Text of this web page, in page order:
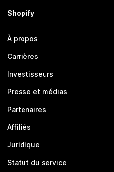
Shopify
À propos
Carrières
Investisseurs
Presse et médias
Partenaires
Affiliés
Juridique
Statut du service